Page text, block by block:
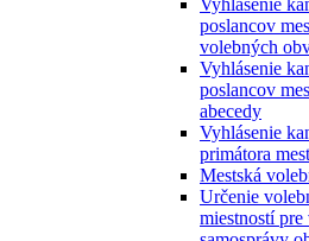
Vyhlásenie
poslancov
volebných
Vyhlásenie
poslancov
abecedy
Vyhlásenie
primátora
Mestská
Určenie
miestností